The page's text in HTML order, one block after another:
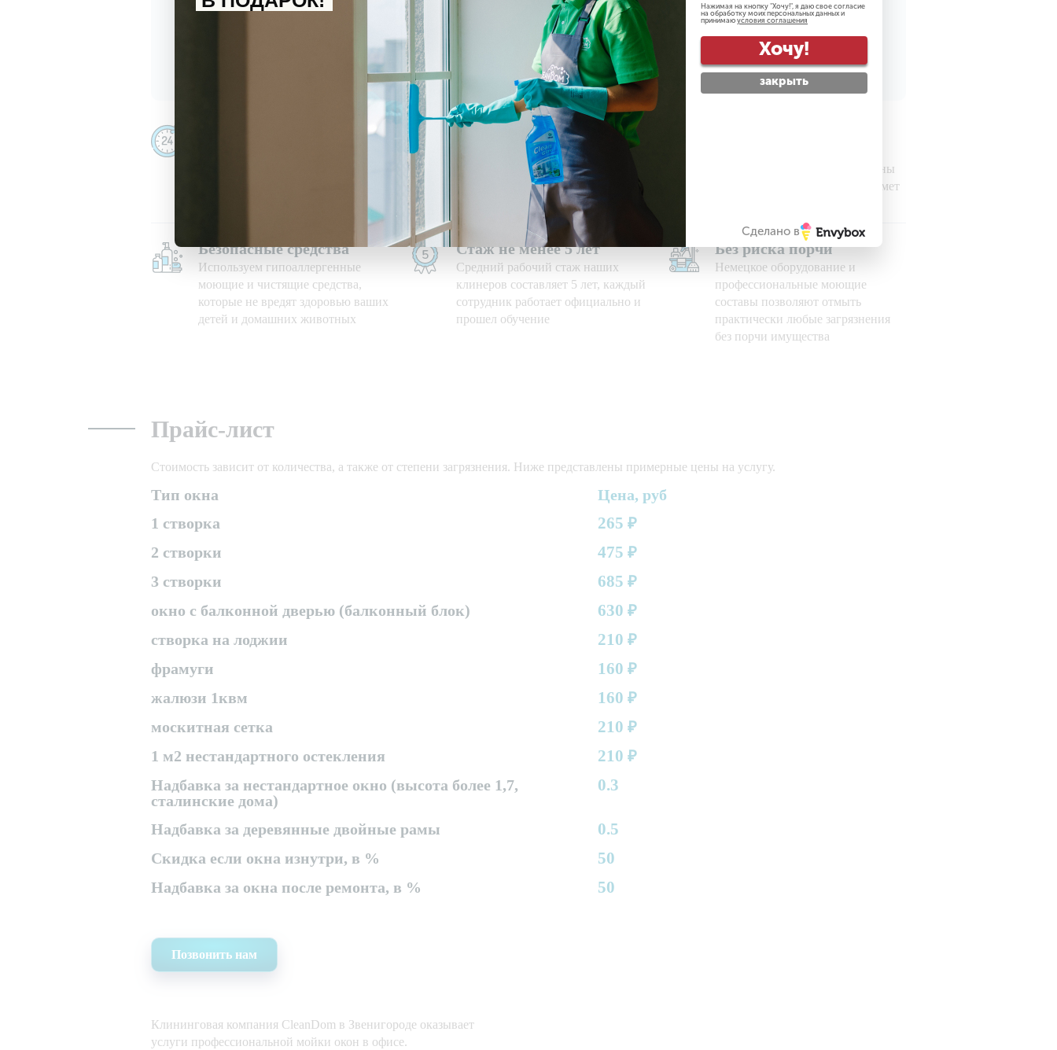
политикой обработки персональных данных ознакомлен(-а) и даюсогласиена обработку персональных данных
на получение информации о скидках и акциях
Используем свои средства
Приезжаем на уборку с
профессиональными моющими
средствами и необходимым
оборудованием
Все наши сотрудники проверены
службой безопасности на предмет
Безопасные средства
Используем гипоаллергенные
моющие и чистящие средства,
которые не вредят здоровью ваших
детей и домашних животных
Стаж не менее 5 лет
Средний рабочий стаж наших
клинеров составляет 5 лет, каждый
сотрудник работает официально и
прошел обучение
Без риска порчи
Немецкое оборудование и
профессиональные моющие
составы позволяют отмыть
практически любые загрязнения
без порчи имущества
Прайс-лист
Стоимость зависит от количества, а также от степени загрязнения. Ниже представлены примерные цены на услугу.
Тип окна
Цена, руб
1 створка
265 ₽
2 створки
475 ₽
3 створки
685 ₽
окно с балконной дверью (балконный блок)
630 ₽
створка на лоджии
210 ₽
фрамуги
160 ₽
жалюзи 1квм
160 ₽
москитная сетка
210 ₽
1 м2 нестандартного остекления
210 ₽
Надбавка за нестандартное окно (высота более 1,7,
сталинские дома)
0.3
Надбавка за деревянные двойные рамы 0.5
Скидка если окна изнутри, в % 50
Надбавка за окна после ремонта, в % 50
Позвонить нам
Клининговая компания CleanDom в Звенигороде оказывает
услуги профессиональной мойки окон в офисе.
Нажимая на кнопку "Хочу!", я даю свое согласие
на обработку моих персональных данных и
принимаю условия соглашения
Хочу!
закрыть
Сделано в